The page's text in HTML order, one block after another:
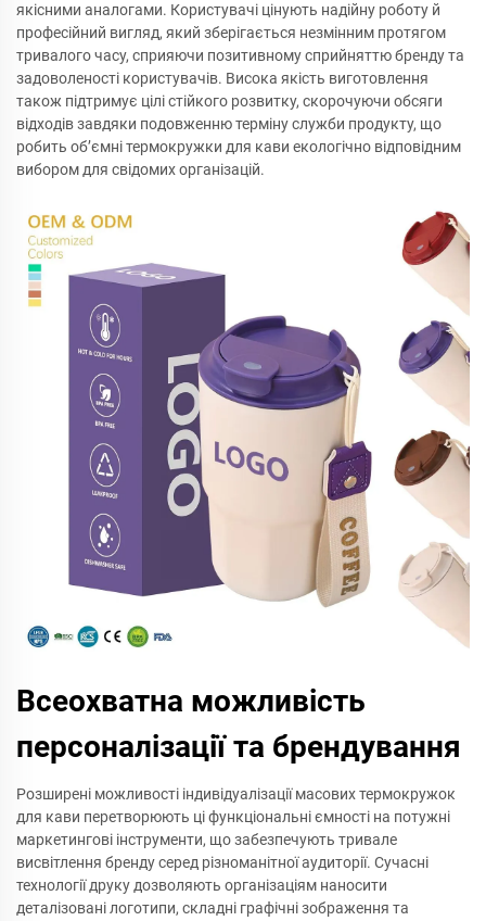
якісними аналогами. Користувачі цінують надійну роботу й
професійний вигляд, який зберігається незмінним протягом
тривалого часу, сприяючи позитивному сприйняттю бренду та
задоволеності користувачів. Висока якість виготовлення
також підтримує цілі стійкого розвитку, скорочуючи обсяги
відходів завдяки подовженню терміну служби продукту, що
робить об’ємні термокружки для кави екологічно відповідним
вибором для свідомих організацій.
Всеохватна можливість
персоналізації та брендування
Розширені можливості індивідуалізації масових термокружок
для кави перетворюють ці функціональні ємності на потужні
маркетингові інструменти, що забезпечують тривале
висвітлення бренду серед різноманітної аудиторії. Сучасні
технології друку дозволяють організаціям наносити
деталізовані логотипи, складні графічні зображення та